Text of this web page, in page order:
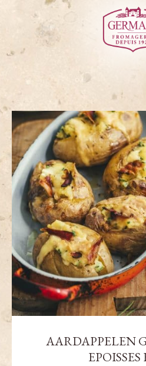
AARDAPPELEN